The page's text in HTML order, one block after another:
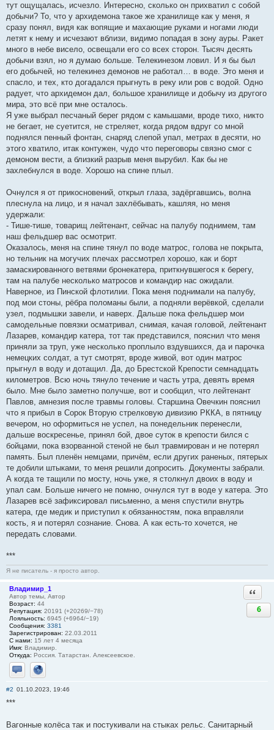
тут ощущалась, исчезло. Интересно, сколько он прихватил с собой
добычи? То, что у архидемона такое же хранилище как у меня, я
сразу понял, видя как вопящие и махающие руками и ногами люди
летят к нему и исчезают вблизи, видимо попадая в зону ауры. Ракет
много в небе висело, освещали его со всех сторон. Тысяч десять
добычи взял, но я думаю больше. Телекинезом ловил. И я бы был
его добычей, но телекинез демонов не работал… в воде. Это меня и
спасло, и тех, кто догадался прыгнуть в реку или ров с водой. Одно
радует, что архидемон дал, большое хранилище и добычу из другого
мира, это всё при мне осталось.
Я уже выбрал песчаный берег рядом с камышами, вроде тихо, никто
не бегает, не суетится, не стреляет, когда рядом вдруг со мной
поднялся пенный фонтан, снаряд слепой упал, метрах в десяти, но
этого хватило, итак контужен, чудо что переговоры связно смог с
демоном вести, а близкий разрыв меня вырубил. Как бы не
захлебнулся в воде. Хорошо на спине плыл.
Очнулся я от прикосновений, открыл глаза, задёргавшись, волна
плеснула на лицо, и я начал захлёбывать, кашляя, но меня
удержали:
- Тише-тише, товарищ лейтенант, сейчас на палубу поднимем, там
наш фельдшер вас осмотрит.
Оказалось, меня на спине тянул по воде матрос, голова не покрыта,
но тельник на могучих плечах рассмотрел хорошо, как и борт
замаскированного ветвями бронекатера, приткнувшегося к берегу,
там на палубе несколько матросов и командир нас ожидали.
Наверное, из Пинской флотилии. Пока меня поднимали на палубу,
под мои стоны, рёбра поломаны были, а подняли верёвкой, сделали
узел, подмышки завели, и наверх. Дальше пока фельдшер мои
самодельные повязки осматривал, снимая, качая головой, лейтенант
Лазарев, командир катера, тот так представился, пояснил что меня
приняли за труп, уже несколько проплыло вздувшихся, да и парочка
немецких солдат, а тут смотрят, вроде живой, вот один матрос
прыгнул в воду и дотащил. Да, до Брестской Крепости семнадцать
километров. Всю ночь тянуло течение и часть утра, девять время
было. Мне было заметно получше, вот и сообщил, что лейтенант
Павлов, амнезия после травмы головы. Старшина Овечкин пояснил
что я прибыл в Сорок Вторую стрелковую дивизию РККА, в пятницу
вечером, но оформиться не успел, на понедельник перенесли,
дальше воскресенье, принял бой, двое суток в крепости бился с
бойцами, пока взорванной стеной не был травмирован и не потерял
память. Был пленён немцами, причём, если других раненых, пятерых
те добили штыками, то меня решили допросить. Документы забрали.
А когда те тащили по мосту, ночь уже, я столкнул двоих в воду и
упал сам. Больше ничего не помню, очнулся тут в воде у катера. Это
Лазарев всё зафиксировал письменно, а меня спустили внутрь
катера, где медик и приступил к обязанностям, пока вправляли
кость, я и потерял сознание. Снова. А как есть-то хочется, не
передать словами.
***
Я не писатель - я просто автор.
Владимир_1
Автор темы, Автор
Возраст: 44
Репутация: 20191 (+20269/−78)
Лояльность: 6945 (+6964/−19)
Сообщения: 3381
Зарегистрирован: 22.03.2011
С нами: 15 лет 4 месяца
Имя: Владимир.
Откуда: Россия. Татарстан. Алексеевское.
Отправить личное сообщение
Сайт
6
#2 01.10.2023, 19:46
***
Вагонные колёса так и постукивали на стыках рельс. Санитарный